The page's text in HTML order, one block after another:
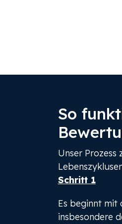
So
Unser Prozess
Schritt 1
Es beginnt mit
insbesondere